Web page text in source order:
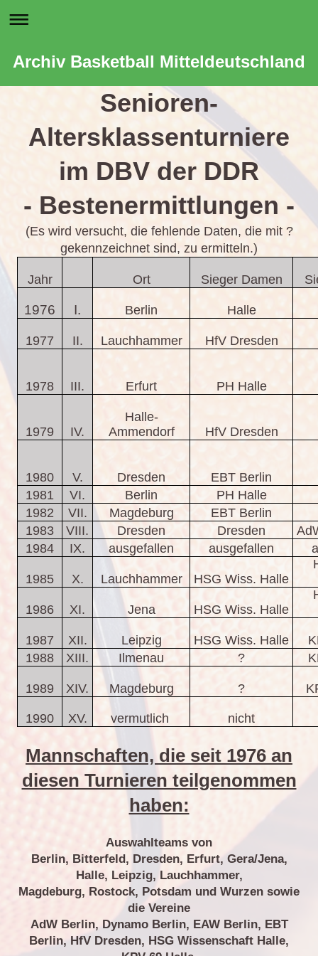
Archiv Basketball Mitteldeutschland
Senioren-
Altersklassenturniere
im DBV der DDR
- Bestenermittlungen -
(Es wird versucht, die fehlende Daten, die mit ?
gekennzeichnet sind, zu ermitteln.)
Jahr Ort Sieger Damen
1976 I. Berlin Halle
1977 II. Lauchhammer HfV Dresden
1978 III. Erfurt PH Halle
1979 IV.
Halle-
Ammendorf
HfV Dresden
1980 V. Dresden
EBT Berlin
1981
VI. Berlin
PH Halle
1982
VII. Magdeburg
EBT Berlin
1983
VIII. Dresden Dresden
1984
IX. ausgefallen ausgefallen
1985 X. Lauchhammer HSG Wiss. Halle
1986 XI. Jena HSG Wiss. Halle
1987 XII. Leipzig HSG Wiss. Halle
1988
XIII. Ilmenau ?
1989 XIV. Magdeburg ?
1990 XV. vermutlich nicht
Mannschaften, die seit 1976 an
diesen Turnieren teilgenommen
haben:
Auswahlteams von
Berlin, Bitterfeld, Dresden, Erfurt, Gera/Jena,
Halle, Leipzig, Lauchhammer,
Magdeburg, Rostock, Potsdam und Wurzen sowie
die Vereine
AdW Berlin, Dynamo Berlin, EAW Berlin, EBT
Berlin, HfV Dresden, HSG Wissenschaft Halle,